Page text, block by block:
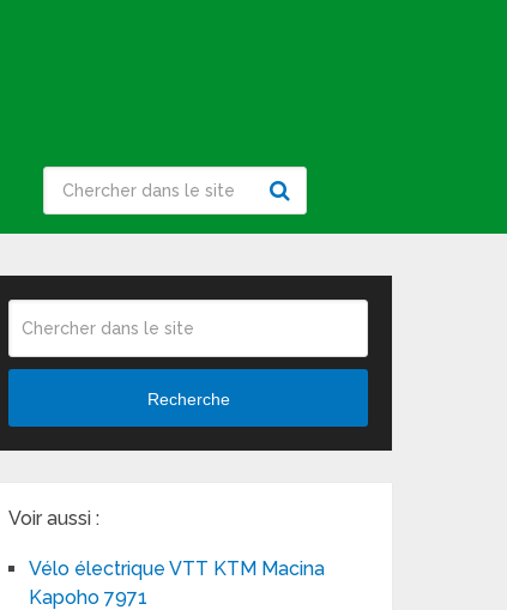
Recherche
Voir aussi :
Vélo électrique VTT KTM Macina
Kapoho 7971